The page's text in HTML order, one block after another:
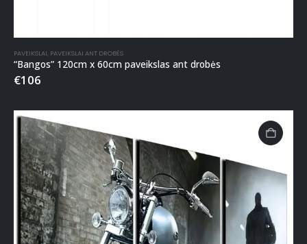
PAVEIKSLAI, PAVEIKSLAI ANT DROBĖS
“Bangos” 120cm x 60cm paveikslas ant drobės
€106